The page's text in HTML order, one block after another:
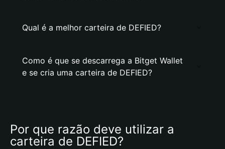
Qual é a melhor carteira de DEFIED?
Como é que se descarrega a Bitget Wallet
e se cria uma carteira de DEFIED?
Por que razão deve utilizar a
carteira de DEFIED?